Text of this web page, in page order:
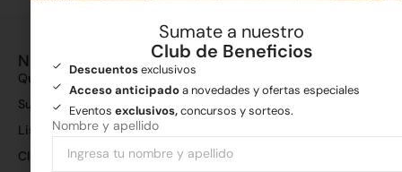
Nosotros
Quiénes somos
Sucursales
Lista de precios
Club de beneficios
Sumate a nuestro
Club de Beneficios
Descuentosexclusivos
Acceso anticipadoa novedades y ofertas especiales
Eventos exclusivos,concursos y sorteos.
Nombre y apellido